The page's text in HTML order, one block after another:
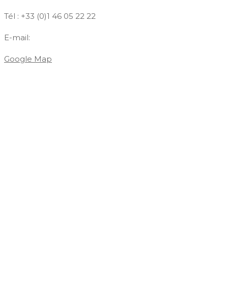
Tél : +33 (0)1 46 05 22 22
E-mail:
Google Map